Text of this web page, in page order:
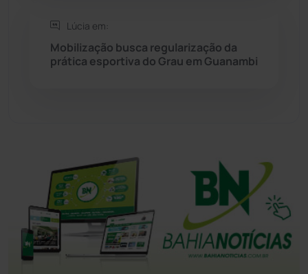
Tecnologia
Lúcia em:
Mobilização busca regularização da
prática esportiva do Grau em Guanambi